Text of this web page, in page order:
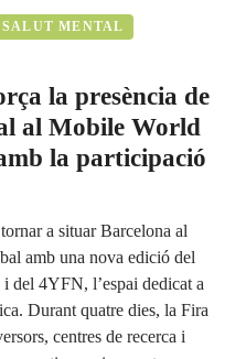
SALUT MENTAL
la presència de
al Mobile World
la participació
a situar Barcelona al
amb una nova edició del
4YFN, l’espai dedicat a
Durant quatre dies, la Fira
centres de recerca i